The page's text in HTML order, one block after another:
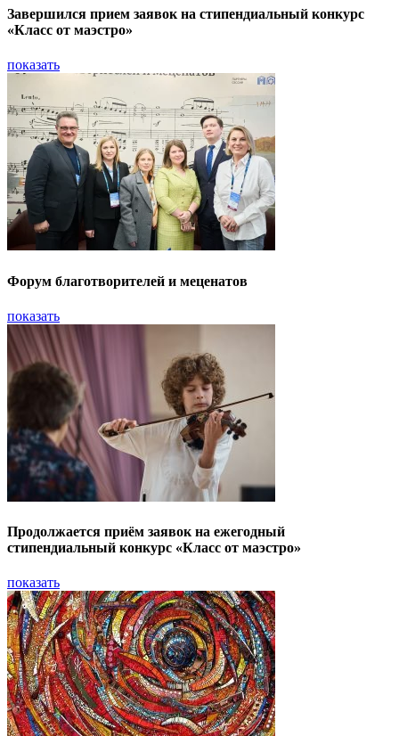
Завершился прием заявок на стипендиальный конкурс
«Класс от маэстро»
показать
Форум благотворителей и меценатов
показать
Продолжается приём заявок на ежегодный
стипендиальный конкурс «Класс от маэстро»
показать